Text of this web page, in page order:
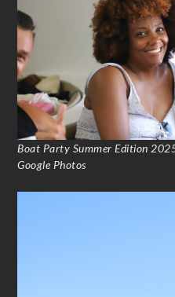
Boat Party Summer Edition
Google Photos